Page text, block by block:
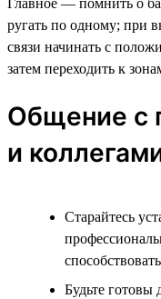
ругать по одному; при
связи начинать с
затем переходить к
Общение с
и
Старайтесь
Будьте готовы